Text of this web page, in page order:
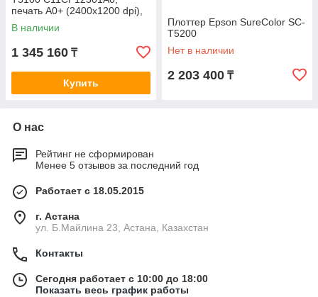
печать A0+ (2400x1200 dpi),
USB 3.0, Gigabit ethernet
interface
В наличии
1 345 160 ₸
Купить
Плоттер Epson SureColor SC-
T5200
Нет в наличии
2 203 400 ₸
О нас
Рейтинг не сформирован
Менее 5 отзывов за последний год
Работает с 18.05.2015
г. Астана
ул. Б.Майлина 23, Астана, Казахстан
Контакты
Сегодня работает с 10:00 до 18:00
Показать весь график работы